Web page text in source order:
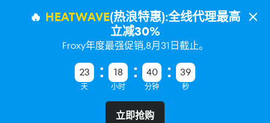
🔥 HEATWAVE(热浪特惠):全线代理最高
立减30%
Froxy年度最强促销,8月31日截止。
23
天
18
小时
40
分钟
39
秒
立即抢购